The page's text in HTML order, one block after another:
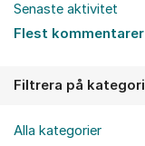
Senaste aktivitet
Flest kommentarer
Filtrera på kategori
Alla kategorier